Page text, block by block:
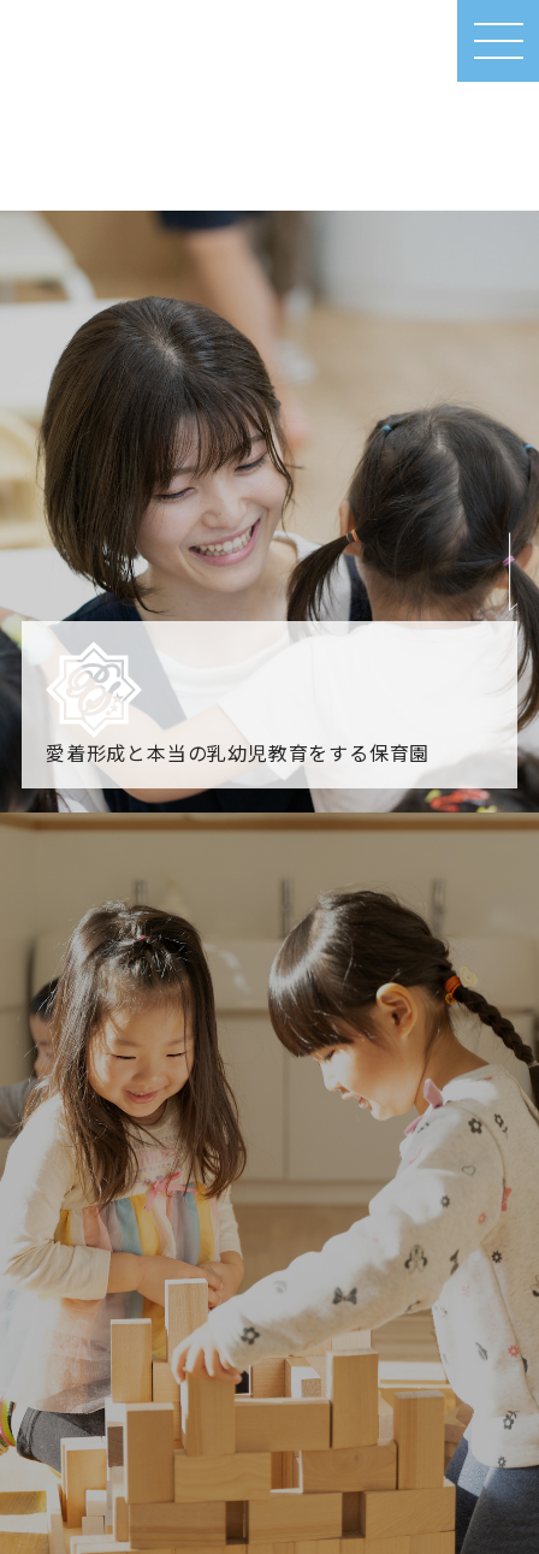
MEN
U
愛着形成と本当の乳幼児教育をする保育園
園からのお知らせ
「すくすく子育て」でリトルスター保育園が紹介されま
各園のブログ
2026.08.06 赤しそジュース作り～にじ組～2026.08.0
5 【そら組】誕生会
一覧を見る